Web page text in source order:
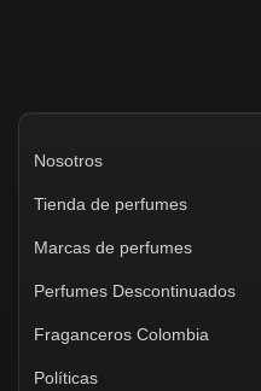
Nosotros
Tienda de perfumes
Marcas de perfumes
Perfumes Descontinuados
Fraganceros Colombia
Políticas